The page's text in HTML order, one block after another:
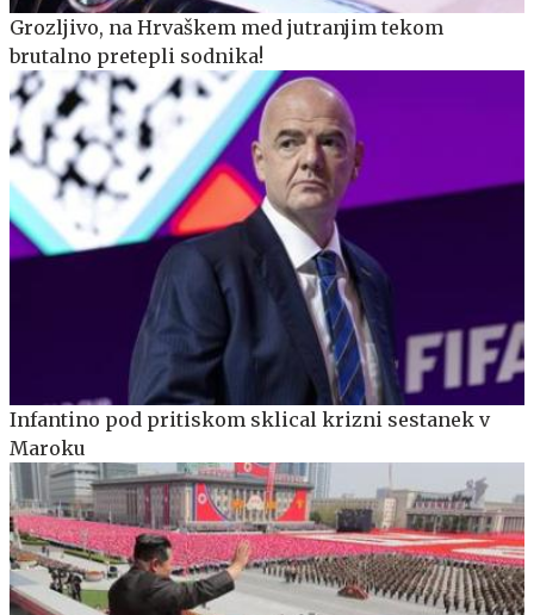
Grozljivo, na Hrvaškem med jutranjim tekom
brutalno pretepli sodnika!
Infantino pod pritiskom sklical krizni sestanek v
Maroku